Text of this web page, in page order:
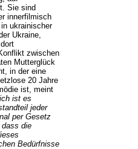
Sie sind
innerfilmisch
ukrainischer
Ukraine,
zwischen
Mutterglück
in der eine
20 Jahre
ist, meint
ist es
jeder
per Gesetz
die
Bedürfnisse